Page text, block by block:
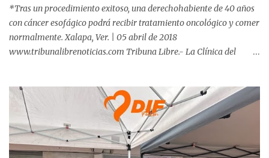
*Tras un procedimiento exitoso, una derechohabiente de 40 años
con cáncer esofágico podrá recibir tratamiento oncológico y comer
normalmente. Xalapa, Ver. | 05 abril de 2018
www.tribunalibrenoticias.com Tribuna Libre.- La Clínica del
incluyen endoscopia, colonoscopia y colangiopancreatografía
retrógrada endoscópica (CPRE), con equipo de alta tecnología de
videoendoscopia gástrica y con especialistas certificados. Además
se cuenta con endoscopios de última tecnología que permiten
diagnósticos con mayor certeza y sin dolor para el paciente, a